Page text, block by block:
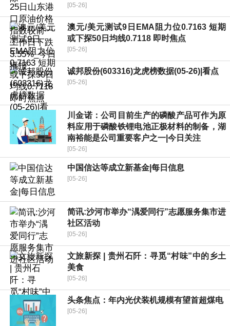
[05-26]
澳元/美元测试9日EMA阻力位0.7163 短期
或下探50日均线0.7118 即时焦点
[05-26]
诚邦股份(603316)龙虎榜数据(05-26)|看点
[05-26]
川金诺：公司目前生产的磷酸产品可作为原
料应用于磷酸铁锂电池正极材料的制备，湖
南裕能是公司重要客户之一|今日关注
[05-26]
中国信达等成立新基金|每日信息
[05-26]
简讯:沙河市举办“湡爱同行”志愿服务集市进
社区活动
[05-26]
文旅新探 | 贵州石阡：寻觅“村味”中的乡土
美食
[05-26]
头条焦点：年内光伏装机规模有望首超煤电
[05-26]